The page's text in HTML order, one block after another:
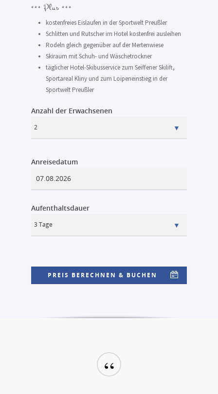
+++ Plus +++
kostenfreies Eislaufen in der Sportwelt Preußler
Schlitten und Rutscher im Hotel kostenfrei ausleihen
Rodeln gleich gegenüber auf der Mertenwiese
Skiraum mit Schuh- und Wäschetrockner
täglicher Hotel-Skibusservice zum Seiffener Skilift,
Sportareal Kliny und zum Loipeneinstieg in der
Sportwelt Preußler
Anzahl der Erwachsenen
Anreisedatum
Aufenthaltsdauer
PREIS BERECHNEN & BUCHEN
“